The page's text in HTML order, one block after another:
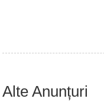
Alte Anunțuri